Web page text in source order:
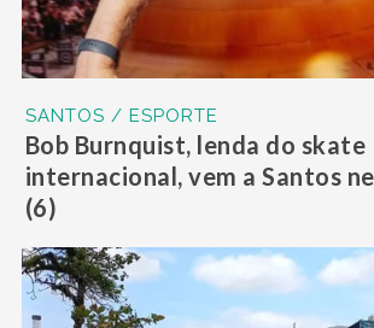
SANTOS / ESPORTE
Bob Burnquist, lenda do skate
internacional, vem a Santos
(6)